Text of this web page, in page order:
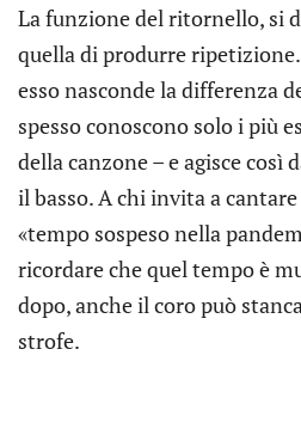
La funzione del ritornello, si
quella di produrre
esso nasconde la differenza
spesso conoscono solo i più
della canzone – e agisce così
il basso. A chi invita a
«tempo sospeso nella
ricordare che quel tempo è
dopo, anche il coro può
strofe.